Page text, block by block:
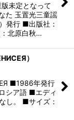
未定となって
た 玉置光三童謡
発行 ■出版社：
北原白秋…
）
■1986年発行
シア語 ■エディ
し。 ■サイズ：